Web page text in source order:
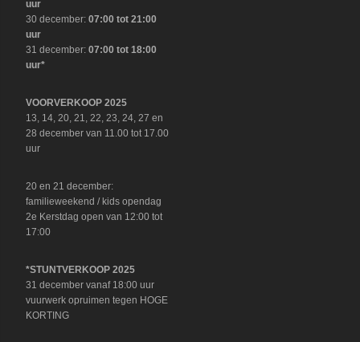
uur
30 december:07:00 tot 21:00
uur
31 december:07:00 tot 18:00
uur*
VOORVERKOOP 2025
13, 14, 20, 21, 22, 23, 24, 27 en
28 december van 11.00 tot 17.00
uur
20 en 21 december:
familieweekend / kids opendag
2e Kerstdag open van 12:00 tot
17:00
*STUNTVERKOOP 2025
31 december vanaf 18:00 uur
vuurwerk opruimen tegen HOGE
KORTING